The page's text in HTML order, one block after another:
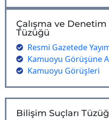
Çalışma ve
Tüzüğü
Resmi Gazetede
Kamuoyu Görüşüne
Kamuoyu Görüşleri
Bilişim Suçları